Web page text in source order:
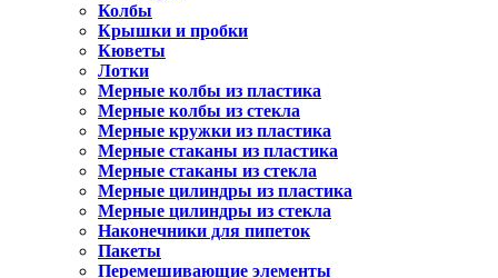
Колбы
Крышки и пробки
Кюветы
Лотки
Мерные колбы из пластика
Мерные колбы из стекла
Мерные кружки из пластика
Мерные стаканы из пластика
Мерные стаканы из стекла
Мерные цилиндры из пластика
Мерные цилиндры из стекла
Наконечники для пипеток
Пакеты
Перемешивающие элементы